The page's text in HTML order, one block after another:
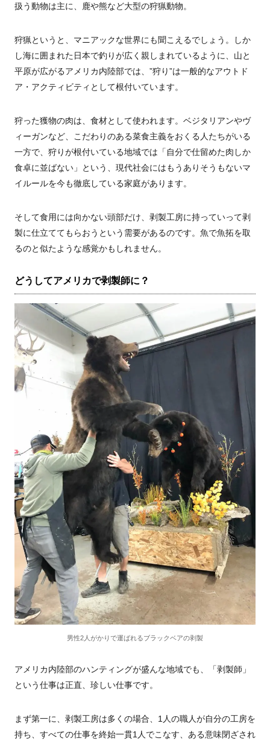
扱う動物は主に、鹿や熊など大型の狩猟動物。
狩猟というと、マニアックな世界にも聞こえるでしょう。しか
し海に囲まれた日本で釣りが広く親しまれているように、山と
平原が広がるアメリカ内陸部では、”狩り”は一般的なアウトド
ア・アクティビティとして根付いています。
狩った獲物の肉は、食材として使われます。ベジタリアンやヴ
ィーガンなど、こだわりのある菜食主義をおくる人たちがいる
一方で、狩りが根付いている地域では「自分で仕留めた肉しか
食卓に並ばない」という、現代社会にはもうありそうもないマ
イルールを今も徹底している家庭があります。
そして食用には向かない頭部だけ、剥製工房に持っていって剥
製に仕立ててもらおうという需要があるのです。魚で魚拓を取
るのと似たような感覚かもしれません。
どうしてアメリカで剥製師に？
男性2人がかりで運ばれるブラックベアの剥製
アメリカ内陸部のハンティングが盛んな地域でも、「剥製師」
という仕事は正直、珍しい仕事です。
まず第一に、剥製工房は多くの場合、1人の職人が自分の工房を
持ち、すべての仕事を終始一貫1人でこなす、ある意味閉ざされ